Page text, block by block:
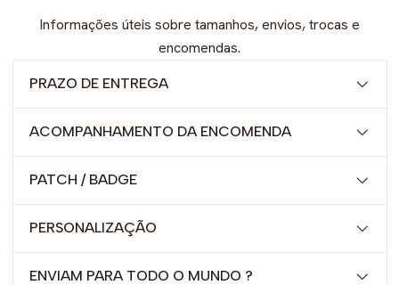
Informações úteis sobre tamanhos, envios, trocas e
encomendas.
PRAZO DE ENTREGA
ACOMPANHAMENTO DA ENCOMENDA
PATCH / BADGE
PERSONALIZAÇÃO
ENVIAM PARA TODO O MUNDO ?